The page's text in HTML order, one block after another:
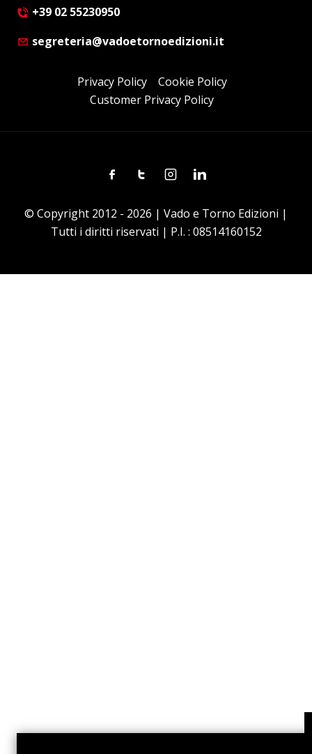
+39 02 55230950
segreteria@vadoetornoedizioni.it
Privacy Policy
Cookie Policy
Customer Privacy Policy
FacebookTwitterInstagramLinkedin
© Copyright 2012 - 2026 | Vado e Torno Edizioni |
Tutti i diritti riservati | P.I. : 08514160152